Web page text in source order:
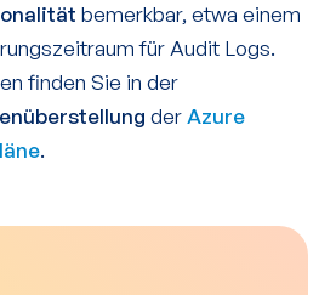
bemerkbar, etwa einem
für Audit Logs.
finden Sie in der
der Azure
.